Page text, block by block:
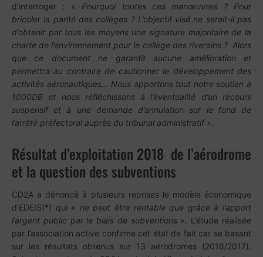
d’interroger : « Pourquoi toutes ces manœuvres ? Pour
bricoler la parité des collèges ? L’objectif visé ne serait-il pas
d’obtenir par tous les moyens une signature majoritaire de la
charte de l’environnement pour le collège des riverains ? Alors
que ce document ne garantit aucune amélioration et
permettra au contraire de cautionner le développement des
activités aéronautiques… Nous apportons tout notre soutien à
1000DB et nous réfléchissons à l’éventualité d’un recours
suspensif et à une demande d’annulation sur le fond de
l’arrêté préfectoral auprès du tribunal administratif ».
Résultat d’exploitation 2018 de l’aérodrome
et la question des subventions
CD2A a dénoncé à plusieurs reprises le modèle économique
d’EDEIS(*) qui « ne peut être rentable que grâce à l’apport
l’argent public par le biais de subventions». L’étude réalisée
par l’association active confirme cet état de fait car se basant
sur les résultats obtenus sur 13 aérodromes (2016/2017).